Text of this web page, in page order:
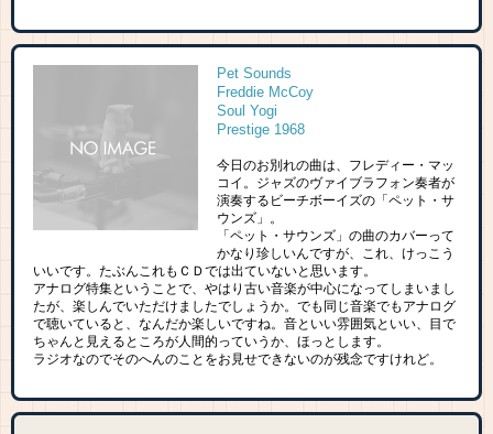
Pet Sounds
Freddie McCoy
Soul Yogi
Prestige 1968
今日のお別れの曲は、フレディー・マッ
コイ。ジャズのヴァイブラフォン奏者が
演奏するビーチボーイズの「ペット・サ
ウンズ」。
「ペット・サウンズ」の曲のカバーって
かなり珍しいんですが、これ、けっこう
いいです。たぶんこれもＣＤでは出ていないと思います。
アナログ特集ということで、やはり古い音楽が中心になってしまいまし
たが、楽しんでいただけましたでしょうか。でも同じ音楽でもアナログ
で聴いていると、なんだか楽しいですね。音といい雰囲気といい、目で
ちゃんと見えるところが人間的っていうか、ほっとします。
ラジオなのでそのへんのことをお見せできないのが残念ですけれど。